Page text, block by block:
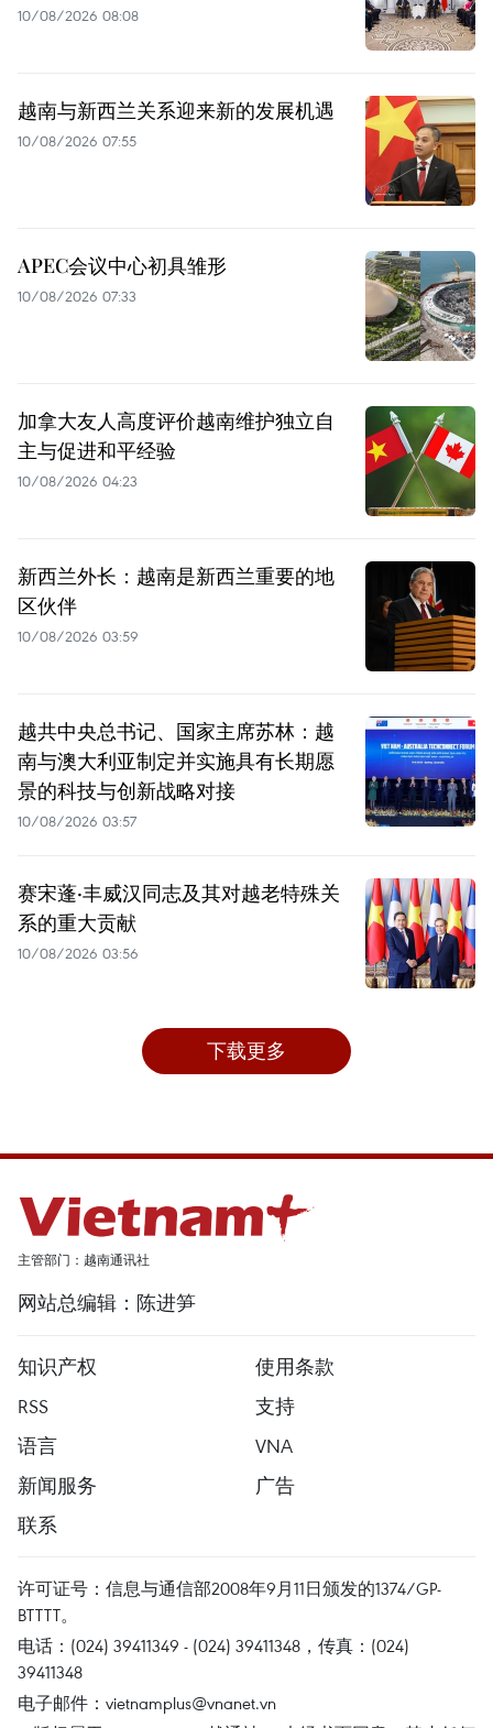
10/08/2026 08:08
越南与新西兰关系迎来新的发展机遇
10/08/2026 07:55
APEC会议中心初具雏形
10/08/2026 07:33
加拿大友人高度评价越南维护独立自
主与促进和平经验
10/08/2026 04:23
新西兰外长：越南是新西兰重要的地
区伙伴
10/08/2026 03:59
越共中央总书记、国家主席苏林：越
南与澳大利亚制定并实施具有长期愿
景的科技与创新战略对接
10/08/2026 03:57
赛宋蓬·丰威汉同志及其对越老特殊关
系的重大贡献
10/08/2026 03:56
下载更多
主管部门：越南通讯社
网站总编辑：陈进笋
知识产权
使用条款
RSS
支持
语言
VNA
新闻服务
广告
联系
许可证号：信息与通信部2008年9月11日颁发的1374/GP-
BTTTT。
电话：(024) 39411349 - (024) 39411348，传真：(024)
39411348
电子邮件： vietnamplus@vnanet.vn